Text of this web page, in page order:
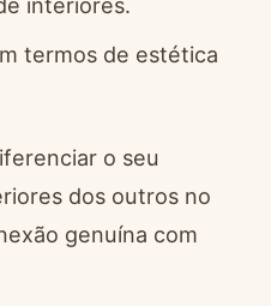
termos de estética
o seu
dos outros no
genuína com